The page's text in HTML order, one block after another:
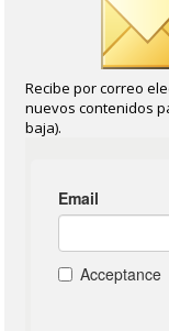
Recibe por correo
nuevos contenidos
baja).